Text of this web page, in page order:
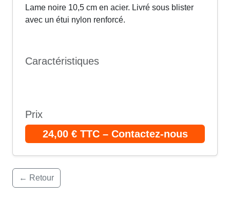
Lame noire 10,5 cm en acier. Livré sous blister
avec un étui nylon renforcé.
Caractéristiques
Prix
24,00 € TTC – Contactez-nous
← Retour